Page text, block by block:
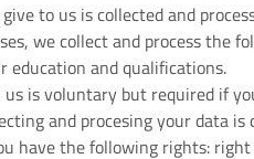
to us is collected and
we collect and process the
education and qualifications.
is voluntary but required if
and procesing your data is
have the following rights: